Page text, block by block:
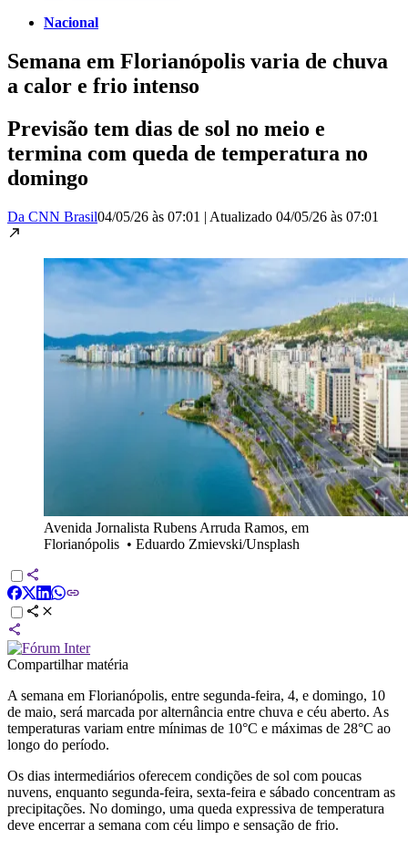
Nacional
Semana em Florianópolis varia de chuva
a calor e frio intenso
Previsão tem dias de sol no meio e
termina com queda de temperatura no
domingo
Da CNN Brasil04/05/26 às 07:01 | Atualizado 04/05/26 às 07:01
Avenida Jornalista Rubens Arruda Ramos, em
Florianópolis • Eduardo Zmievski/Unsplash
Compartilhar matéria
A semana em Florianópolis, entre segunda-feira, 4, e domingo, 10
de maio, será marcada por alternância entre chuva e céu aberto. As
temperaturas variam entre mínimas de 10°C e máximas de 28°C ao
longo do período.
Os dias intermediários oferecem condições de sol com poucas
nuvens, enquanto segunda-feira, sexta-feira e sábado concentram as
precipitações. No domingo, uma queda expressiva de temperatura
deve encerrar a semana com céu limpo e sensação de frio.